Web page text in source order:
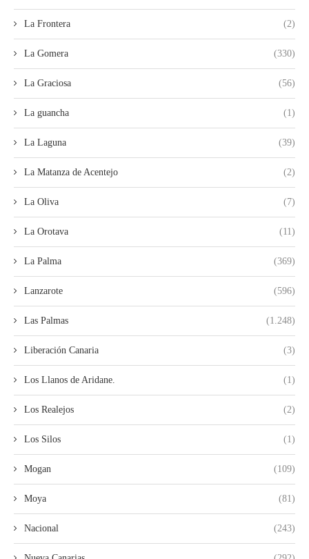
La Frontera (2)
La Gomera (330)
La Graciosa (56)
La guancha (1)
La Laguna (39)
La Matanza de Acentejo (2)
La Oliva (7)
La Orotava (11)
La Palma (369)
Lanzarote (596)
Las Palmas (1.248)
Liberación Canaria (3)
Los Llanos de Aridane. (1)
Los Realejos (2)
Los Silos (1)
Mogan (109)
Moya (81)
Nacional (243)